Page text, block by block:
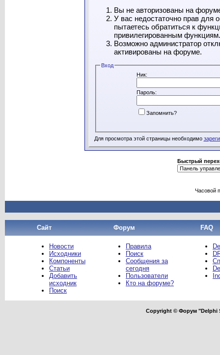
Вы не авторизованы на
У вас недостаточно прав для
пытаетесь обратиться к
привилегированным функциям.
Возможно администратор
активированы на форуме.
Вход
Ник:
Пароль:
Запомнить?
Для просмотра этой страницы необходимо
Быстрый
Часовой
Сайт Форум FAQ
Новости
Исходники
Компоненты
Статьи
Добавить
исходник
Поиск
Правила
Поиск
Сообщения за
сегодня
Пользователи
Кто на форуме?
Copyright © Форум "Delphi